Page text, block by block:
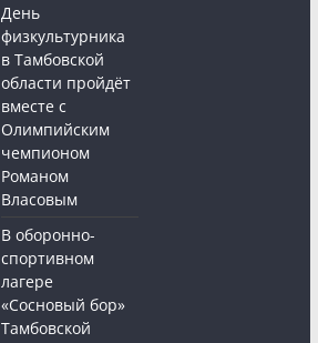
День
физкультурника
в Тамбовской
области пройдёт
вместе с
Олимпийским
чемпионом
Романом
Власовым
В оборонно-
спортивном
лагере
«Сосновый бор»
Тамбовской